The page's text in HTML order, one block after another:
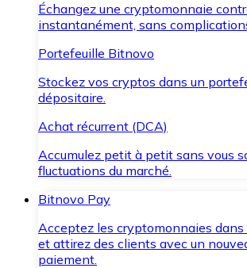
Échangez une cryptomonnaie
instantanément, sans
Portefeuille Bitnovo
Stockez vos cryptos dans un
dépositaire.
Achat récurrent (DCA)
Accumulez petit à petit sans vous
fluctuations du marché.
Bitnovo Pay
Acceptez les cryptomonnaies
et attirez des clients avec un
paiement.